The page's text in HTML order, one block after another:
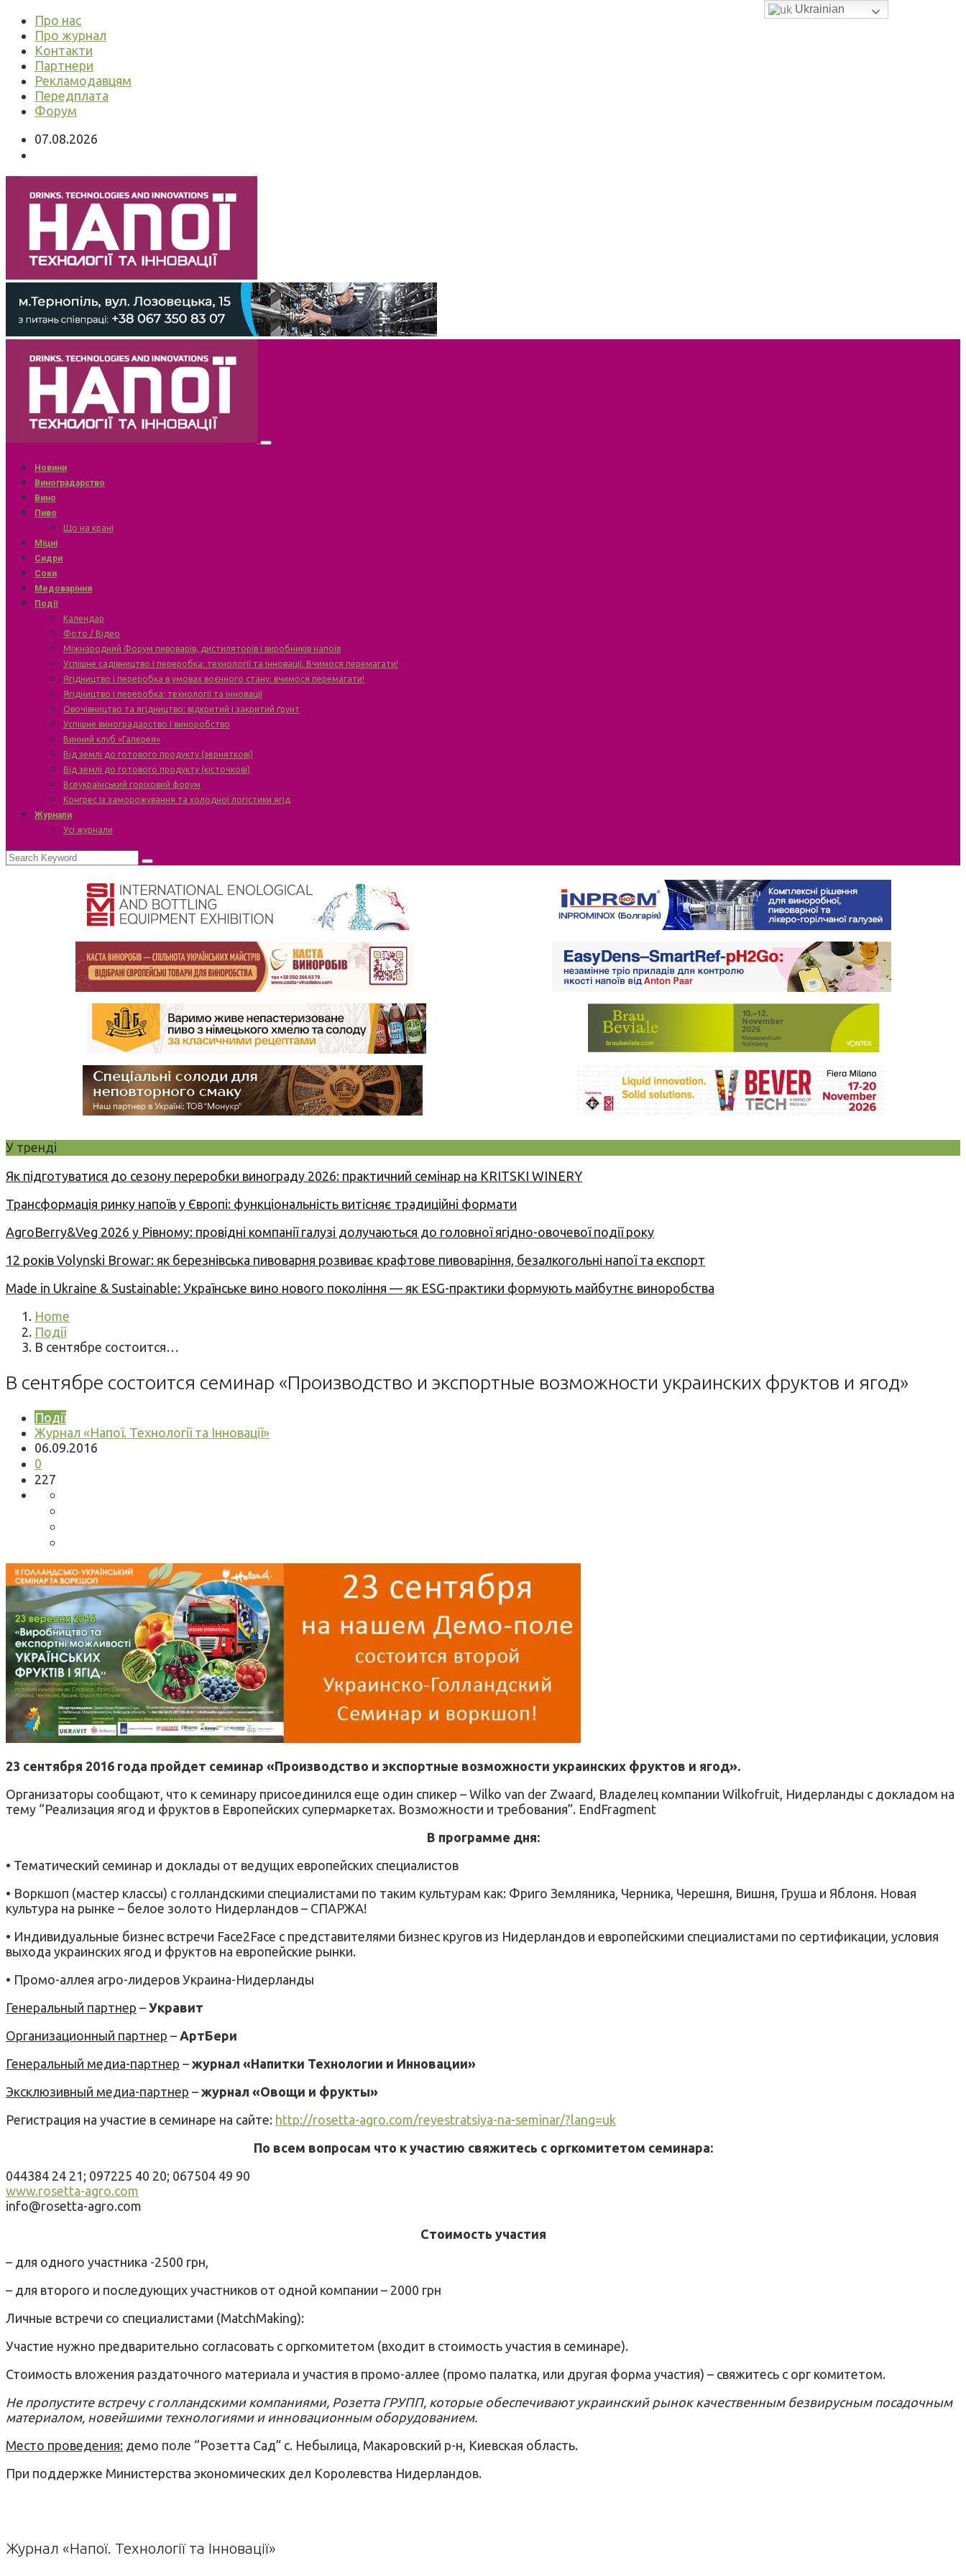
Про нас
Про журнал
Контакти
Партнери
Рекламодавцям
Передплата
Форум
07.08.2026
Новини
Виноградарство
Вино
Пиво
Що на крані
Міцні
Сидри
Соки
Медоваріння
Події
Календар
Фото / Відео
Міжнародний Форум пивоварів, дистиляторів і виробників напоїв
Успішне садівництво і переробка: технології та інновації. Вчимося перемагати!
Ягідництво і переробка в умовах воєнного стану: вчимося перемагати!
Ягідництво і переробка: технології та інновації
Овочівництво та ягідництво: відкритий і закритий ґрунт
Успішне виноградарство і виноробство
Винний клуб «Галерея»
Від землі до готового продукту (зерняткові)
Від землі до готового продукту (кісточкові)
Всеукраїнський горіховий форум
Конгрес із заморожування та холодної логістики ягід
Журнали
Усі журнали
У тренді
Як підготуватися до сезону переробки винограду 2026: практичний семінар на KRITSKI WINERY
Трансформація ринку напоїв у Європі: функціональність витісняє традиційні формати
AgroBerry&Veg 2026 у Рівному: провідні компанії галузі долучаються до головної ягідно-овочевої події року
12 років Volynski Browar: як березнівська пивоварня розвиває крафтове пивоваріння, безалкогольні напої та експорт
Made in Ukraine & Sustainable: Українське вино нового покоління — як ESG-практики формують майбутнє виноробства
Home
Події
В сентябре состоится…
В сентябре состоится семинар «Производство и экспортные возможности украинских фруктов и ягод»
Події
Журнал «Напої. Технології та Інновації»
06.09.2016
0
227
23 сентября 2016 года пройдет семинар «Производство и экспортные возможности украинских фруктов и ягод».
Организаторы сообщают, что к семинару присоединился еще один спикер – Wilko van der Zwaard, Владелец компании Wilkofruit, Нидерланды с докладом на
тему “Реализация ягод и фруктов в Европейских супермаркетах. Возможности и требования”. EndFragment
В программе дня:
• Тематический семинар и доклады от ведущих европейских специалистов
• Воркшоп (мастер классы) с голландскими специалистами по таким культурам как: Фриго Земляника, Черника, Черешня, Вишня, Груша и Яблоня. Новая
культура на рынке – белое золото Нидерландов – СПАРЖА!
• Индивидуальные бизнес встречи Face2Face с представителями бизнес кругов из Нидерландов и европейскими специалистами по сертификации, условия
выхода украинских ягод и фруктов на европейские рынки.
• Промо-аллея агро-лидеров Украина-Нидерланды
Генеральный партнер – Укравит
Организационный партнер – АртБери
Генеральный медиа-партнер – журнал «Напитки Технологии и Инновации»
Эксклюзивный медиа-партнер – журнал «Овощи и фрукты»
Регистрация на участие в семинаре на сайте: http://rosetta-agro.com/reyestratsiya-na-seminar/?lang=uk
По всем вопросам что к участию свяжитесь с оргкомитетом семинара:
044384 24 21; 097225 40 20; 067504 49 90
www.rosetta-agro.com
info@rosetta-agro.com
Стоимость участия
– для одного участника -2500 грн,
– для второго и последующих участников от одной компании – 2000 грн
Личные встречи со специалистами (MatchMaking):
Участие нужно предварительно согласовать с оргкомитетом (входит в стоимость участия в семинаре).
Стоимость вложения раздаточного материала и участия в промо-аллее (промо палатка, или другая форма участия) – свяжитесь с орг комитетом.
Не пропустите встречу с голландскими компаниями, Розетта ГРУПП, которые обеспечивают украинский рынок качественным безвирусным посадочным
материалом, новейшими технологиями и инновационным оборудованием.
Место проведения: демо поле “Розетта Сад” с. Небылица, Макаровский р-н, Киевская область.
При поддержке Министерства экономических дел Королевства Нидерландов.
Журнал «Напої. Технології та Інновації»
Ukrainian